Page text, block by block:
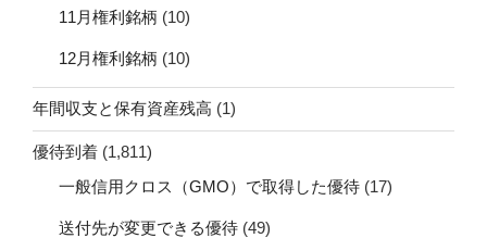
11月権利銘柄 (10)
12月権利銘柄 (10)
年間収支と保有資産残高 (1)
優待到着 (1,811)
一般信用クロス（GMO）で取得した優待 (17)
送付先が変更できる優待 (49)